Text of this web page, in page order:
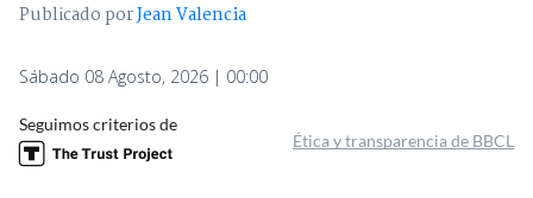
Publicado porJean Valencia
Sábado 08 Agosto, 2026 | 00:00
Seguimos criterios de
Ética y transparencia de BBCL